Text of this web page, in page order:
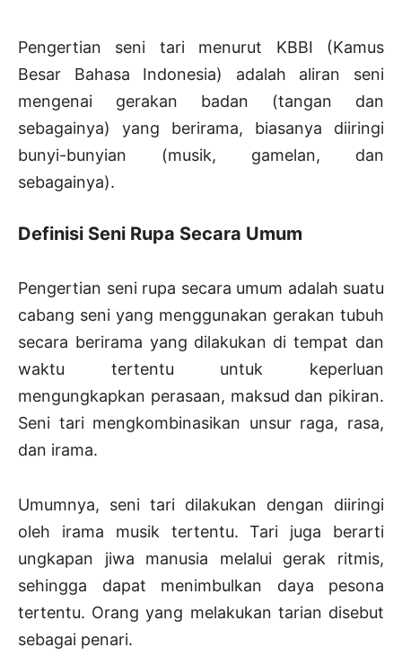
Pengertian seni tari menurut KBBI (Kamus
Besar Bahasa Indonesia) adalah aliran seni
mengenai gerakan badan (tangan dan
sebagainya) yang berirama, biasanya diiringi
bunyi-bunyian (musik, gamelan, dan
sebagainya).
Definisi Seni Rupa Secara Umum
Pengertian seni rupa secara umum adalah suatu
cabang seni yang menggunakan gerakan tubuh
secara berirama yang dilakukan di tempat dan
waktu tertentu untuk keperluan
mengungkapkan perasaan, maksud dan pikiran.
Seni tari mengkombinasikan unsur raga, rasa,
dan irama.
Umumnya, seni tari dilakukan dengan diiringi
oleh irama musik tertentu. Tari juga berarti
ungkapan jiwa manusia melalui gerak ritmis,
sehingga dapat menimbulkan daya pesona
tertentu. Orang yang melakukan tarian disebut
sebagai penari.